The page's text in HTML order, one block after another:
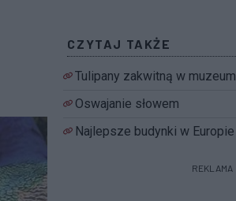
CZYTAJ TAKŻE
Tulipany zakwitną w muzeum
Oswajanie słowem
Najlepsze budynki w Europie
REKLAMA